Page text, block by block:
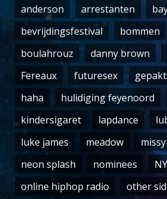
anderson arrestanten
bevrijdingsfestival
bommen
boulahrouz
danny brown
Fereaux
futuresex gepakt
haha
hulidiging feyenoord
kindersigaret
lapdance
luke james
meadow
neon splash
nominees
online hiphop radio
other